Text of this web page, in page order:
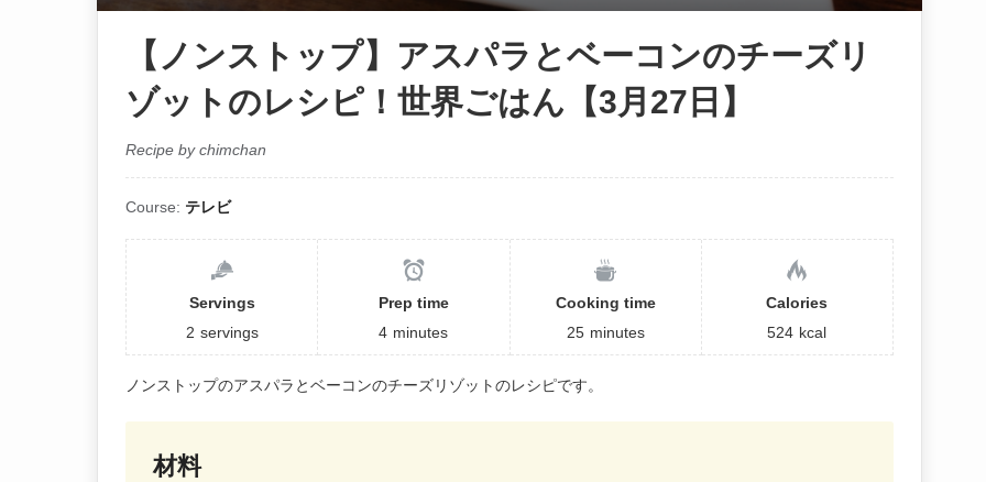
【ノンストップ】アスパラとベーコンのチーズリ
ゾットのレシピ！世界ごはん【3月27日】
Recipe by chimchan
Course: テレビ
Servings
2 servings
Prep time
4 minutes
Cooking time
25 minutes
Calories
524 kcal
ノンストップのアスパラとベーコンのチーズリゾットのレシピです。
材料